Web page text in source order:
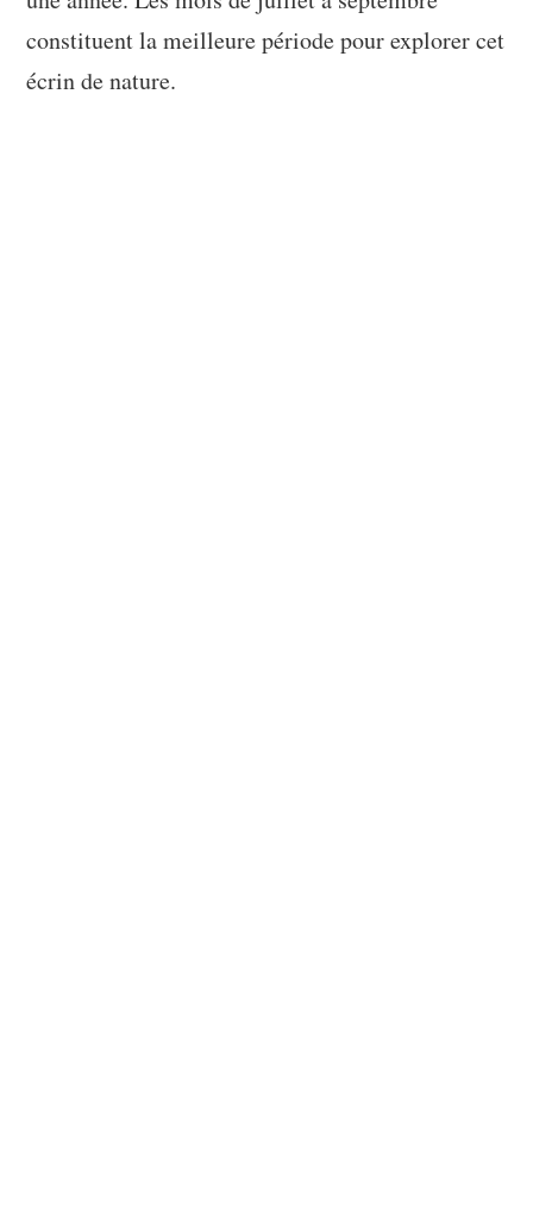
constituent la meilleure période pour explorer cet
écrin de nature.